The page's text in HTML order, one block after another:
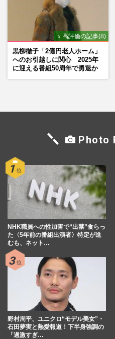
⭐ 高評価の記事(8)
黒柳徹子「2億円老人ホーム」
へのお引越しに関心 2025年
に迎える番組50周年で勇退か
Photo
NHK職員への性加害で“出禁”食らっ
た〈5年前の番組出演者〉特定が進
むも、ネット…
野村周平、ユニクロ“モデル美女”・
石田夢実と熱愛報道！下半身強調の
「過激すぎ…